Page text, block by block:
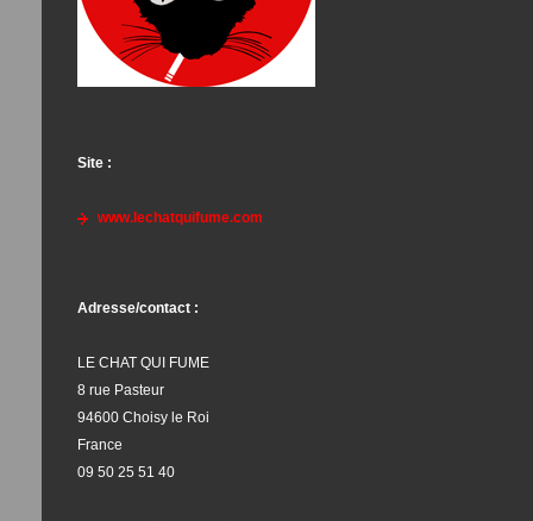
Site :
www.lechatquifume.com
Adresse/contact :
LE CHAT QUI FUME
8 rue Pasteur
94600 Choisy le Roi
France
09 50 25 51 40